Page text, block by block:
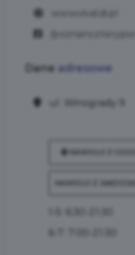
/
Dane adresowe
ul. Winogrady 9